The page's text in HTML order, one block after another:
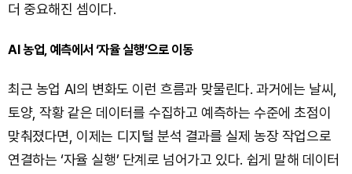
더 중요해진 셈이다.
AI 농업, 예측에서 ‘자율 실행’으로 이동
최근 농업 AI의 변화도 이런 흐름과 맞물린다. 과거에는 날씨,
토양, 작황 같은 데이터를 수집하고 예측하는 수준에 초점이
맞춰졌다면, 이제는 디지털 분석 결과를 실제 농장 작업으로
연결하는 ‘자율 실행’ 단계로 넘어가고 있다. 쉽게 말해 데이터